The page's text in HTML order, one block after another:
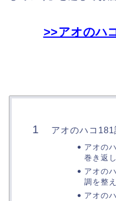
>>アオのハ
アオのハコ
アオの
巻き返
アオの
調を整
アオの